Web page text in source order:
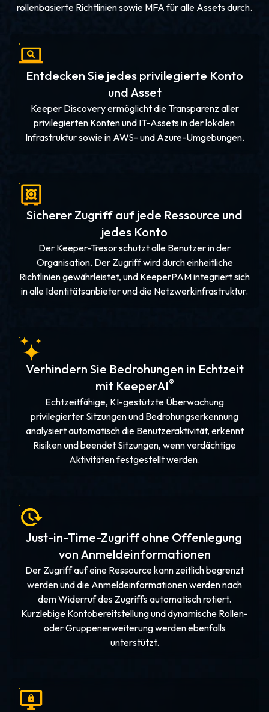
rollenbasierte Richtlinien sowie MFA für alle Assets durch.
Entdecken Sie jedes privilegierte Konto
und Asset
Keeper Discovery ermöglicht die Transparenz aller
privilegierten Konten und IT-Assets in der lokalen
Infrastruktur sowie in AWS- und Azure-Umgebungen.
Sicherer Zugriff auf jede Ressource und
jedes Konto
Der Keeper-Tresor schützt alle Benutzer in der
Organisation. Der Zugriff wird durch einheitliche
Richtlinien gewährleistet, und KeeperPAM integriert sich
in alle Identitätsanbieter und die Netzwerkinfrastruktur.
Verhindern Sie Bedrohungen in Echtzeit
mit KeeperAI®
Echtzeitfähige, KI-gestützte Überwachung
privilegierter Sitzungen und Bedrohungserkennung
analysiert automatisch die Benutzeraktivität, erkennt
Risiken und beendet Sitzungen, wenn verdächtige
Aktivitäten festgestellt werden.
Just-in-Time-Zugriff ohne Offenlegung
von Anmeldeinformationen
Der Zugriff auf eine Ressource kann zeitlich begrenzt
werden und die Anmeldeinformationen werden nach
dem Widerruf des Zugriffs automatisch rotiert.
Kurzlebige Kontobereitstellung und dynamische Rollen-
oder Gruppenerweiterung werden ebenfalls
unterstützt.